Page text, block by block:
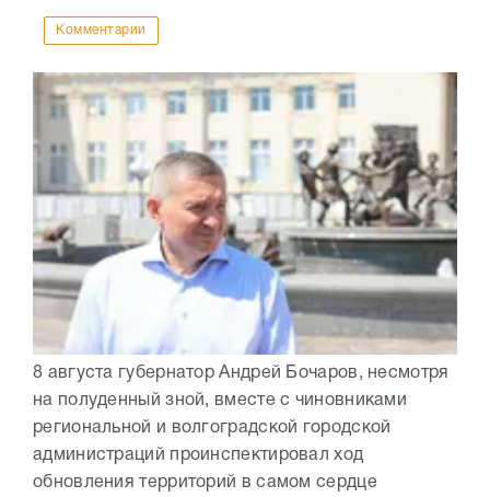
Комментарии
8 августа губернатор Андрей Бочаров, несмотря
на полуденный зной, вместе с чиновниками
региональной и волгоградской городской
администраций проинспектировал ход
обновления территорий в самом сердце